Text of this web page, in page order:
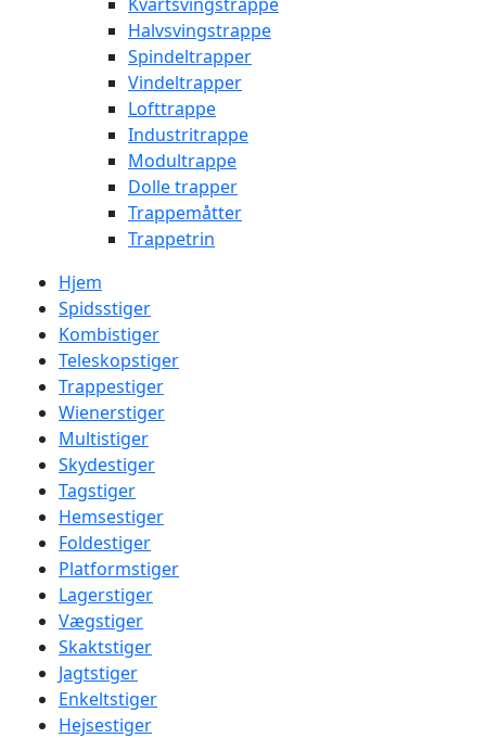
Halvsvingstrappe
Spindeltrapper
Vindeltrapper
Lofttrappe
Industritrappe
Modultrappe
Dolle trapper
Trappemåtter
Trappetrin
Hjem
Spidsstiger
Kombistiger
Teleskopstiger
Trappestiger
Wienerstiger
Multistiger
Skydestiger
Tagstiger
Hemsestiger
Foldestiger
Platformstiger
Lagerstiger
Vægstiger
Skaktstiger
Jagtstiger
Enkeltstiger
Hejsestiger